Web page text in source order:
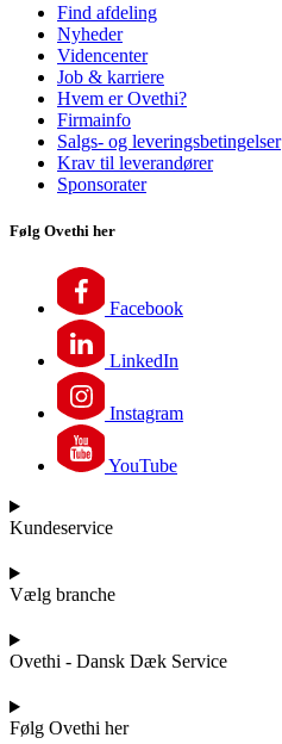
Find afdeling
Nyheder
Videncenter
Job & karriere
Hvem er Ovethi?
Firmainfo
Salgs- og leveringsbetingelser
Krav til leverandører
Sponsorater
Følg Ovethi her
Facebook
LinkedIn
Instagram
YouTube
Kundeservice
Vælg branche
Ovethi - Dansk Dæk Service
Følg Ovethi her